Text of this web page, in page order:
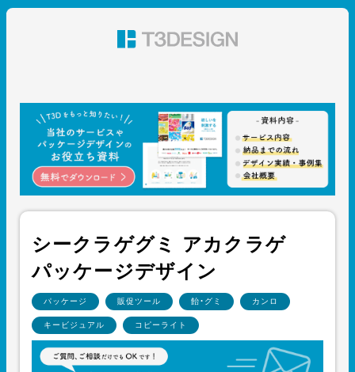
ン 株式会社T3デザイン
シークラゲグミ アカクラゲ
パッケージデザイン
パッケージ 販促ツール 飴・グミ カンロ
キービジュアル コピーライト